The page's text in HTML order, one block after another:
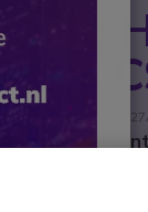
fabrikant:
voor